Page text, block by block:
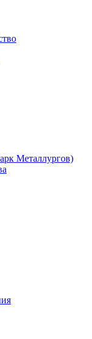
Металлургов)